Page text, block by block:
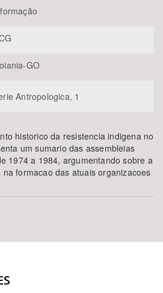
GO
Antropologica, 1
historico da resistencia indigena no
um sumario das assembleias
1974 a 1984, argumentando sobre a
formacao das atuais organizacoes